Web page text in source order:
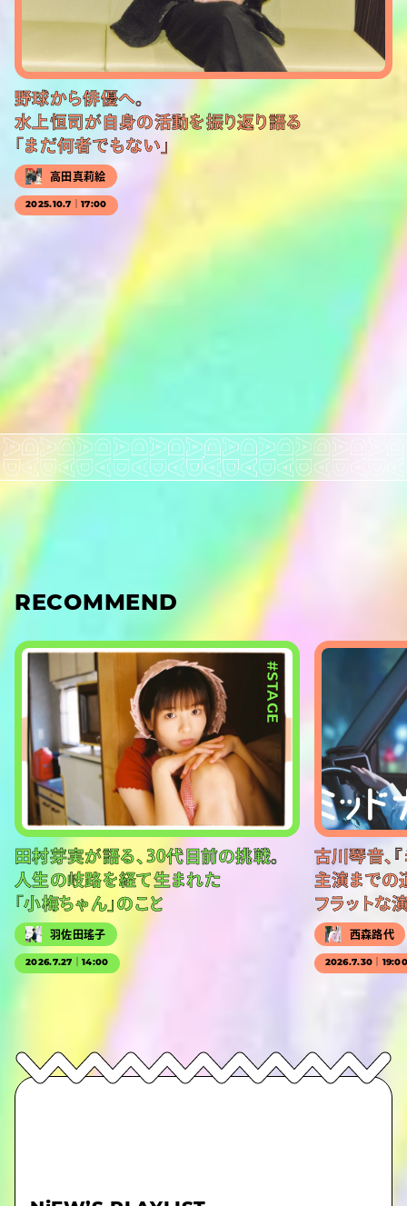
野球から俳優へ。
水上恒司が自身の活動を振り返り語る
「まだ何者でもない」
高田真莉絵
2025.10.7｜17:00
RECOMMEND
#STAGE
田村芽実が語る、30代目前の挑戦。
人生の岐路を経て生まれた
「小梅ちゃん」のこと
羽佐田瑤子
2026.7.27｜14:00
古川琴音、
主演までの
フラットな
西森路代
2026.7.30｜